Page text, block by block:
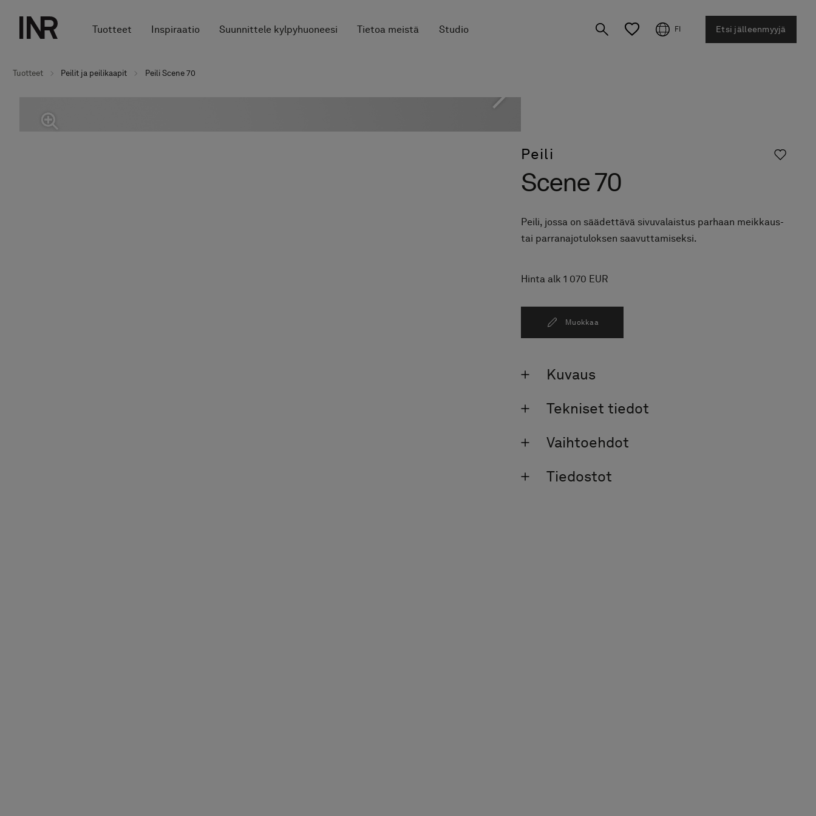
Tuotteet Inspiraatio Suunnittele kylpyhuoneesi Tietoa meistä Studio FI Etsi jälleenmyyjä
Tuotteet Peilit ja peilikaapit Peili Scene 70
Peili
Scene 70
Peili, jossa on säädettävä sivuvalaistus parhaan meikkaus-
tai parranajotuloksen saavuttamiseksi.
Hinta alk 1 070 EUR
Muokkaa
Kuvaus
Tekniset tiedot
Vaihtoehdot
Tiedostot